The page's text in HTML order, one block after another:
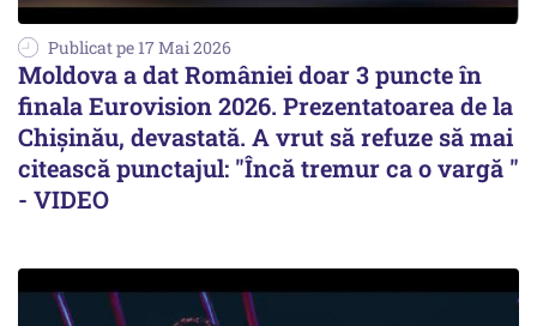
Publicat pe 17 Mai 2026
Moldova a dat României doar 3 puncte în
finala Eurovision 2026. Prezentatoarea de la
Chișinău, devastată. A vrut să refuze să mai
citească punctajul: "Încă tremur ca o vargă "
- VIDEO